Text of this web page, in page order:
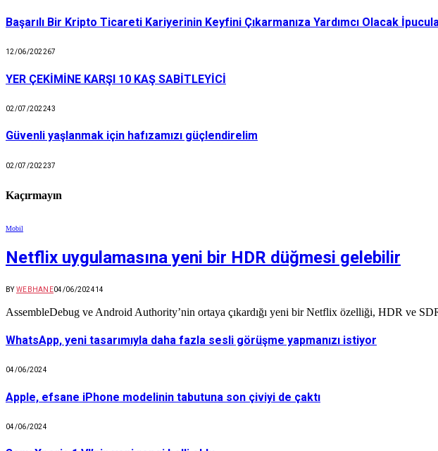
Başarılı Bir Kripto Ticareti Kariyerinin Keyfini Çıkarmanıza Yardımcı Olacak
12/06/202267
YER ÇEKİMİNE KARŞI 10 KAŞ SABİTLEYİCİ
02/07/202243
Güvenli yaşlanmak için hafızamızı güçlendirelim
02/07/202237
Kaçırmayın
Mobil
Netflix uygulamasına yeni bir HDR düğmesi gelebilir
BY WEBHANE04/06/202414
AssembleDebug ve Android Authority’nin ortaya çıkardığı yeni bir Netflix özelliği, HDR ve
WhatsApp, yeni tasarımıyla daha fazla sesli görüşme yapmanızı istiyor
04/06/2024
Apple, efsane iPhone modelinin tabutuna son çiviyi de çaktı
04/06/2024